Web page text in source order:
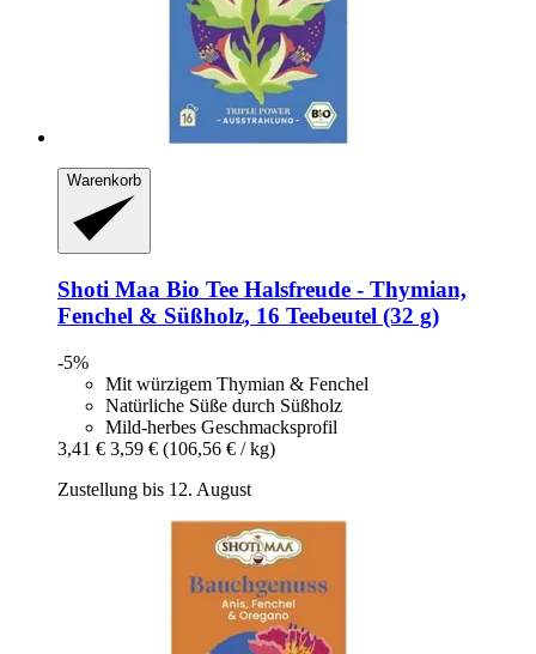
Warenkorb
Shoti Maa Bio Tee Halsfreude -​ Thymian,
Fenchel & Süßholz, 16 Teebeutel (32 g)
-5%
Mit würzigem Thymian & Fenchel
Natürliche Süße durch Süßholz
Mild-herbes Geschmacksprofil
3,41 € 3,59 € (106,56 € / kg)
Zustellung bis 12. August